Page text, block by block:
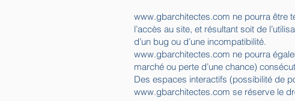
www.gbarchitectes.com ne pourra être
l’accès au site, et résultant soit de
d’un bug ou d’une incompatibilité.
www.gbarchitectes.com ne pourra
marché ou perte d’une chance)
Des espaces interactifs (possibilité de
www.gbarchitectes.com se réserve le